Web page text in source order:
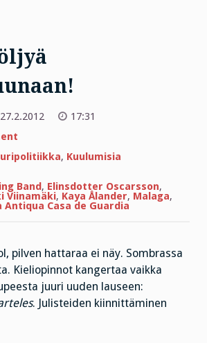
27.2.2012
17:31
vetopasuunaan!
, Kuulumisia
Band, Elinsdotter Oscarsson,
Viinamäki, Kaya Ålander, Malaga,
Antiqua Casa de Guardia
pilven hattaraa ei näy. Sombrassa
Kieliopinnot kangertaa vaikka
juuri uuden lauseen:
. Julisteiden kiinnittäminen